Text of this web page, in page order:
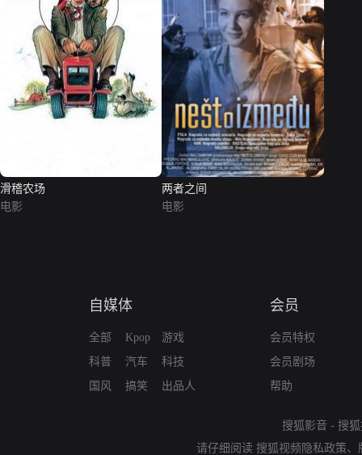
滑稽农场
电影
两者之间
电影
自媒体
全部
科普
国风
Kpop
汽车
搞笑
游戏
科技
出品人
会员
会员特权
会员剧场
帮助
搜狐影音 - 搜
请仔细阅读 搜狐视频隐私政策、